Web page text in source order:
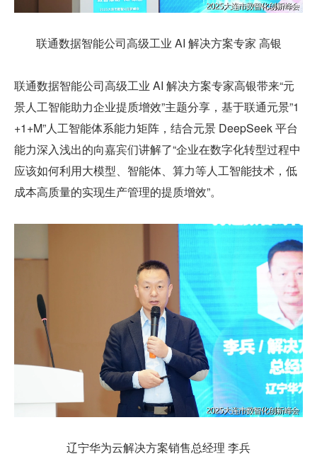
联通数据智能公司高级工业 AI 解决方案专家 高银
联通数据智能公司高级工业 AI 解决方案专家高银带来“元
景人工智能助力企业提质增效”主题分享，基于联通元景”1
+1+M”人工智能体系能力矩阵，结合元景 DeepSeek 平台
能力深入浅出的向嘉宾们讲解了“企业在数字化转型过程中
应该如何利用大模型、智能体、算力等人工智能技术，低
成本高质量的实现生产管理的提质增效”。
辽宁华为云解决方案销售总经理 李兵